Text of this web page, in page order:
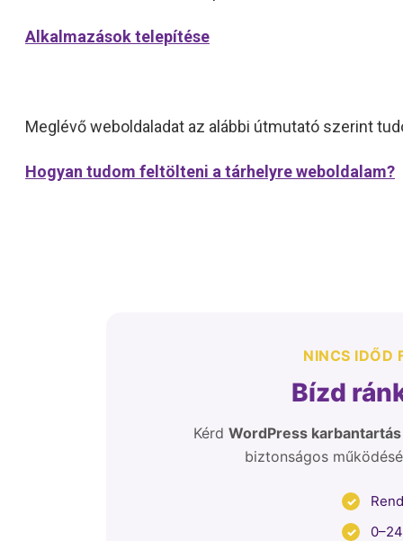
Alkalmazások telepítése
Meglévő weboldaladat az alábbi útmutató szerint
Hogyan tudom feltölteni a tárhelyre weboldalam?
NINCS IDŐD
Bízd
Kérd WordPress karbantartás
biztonságos